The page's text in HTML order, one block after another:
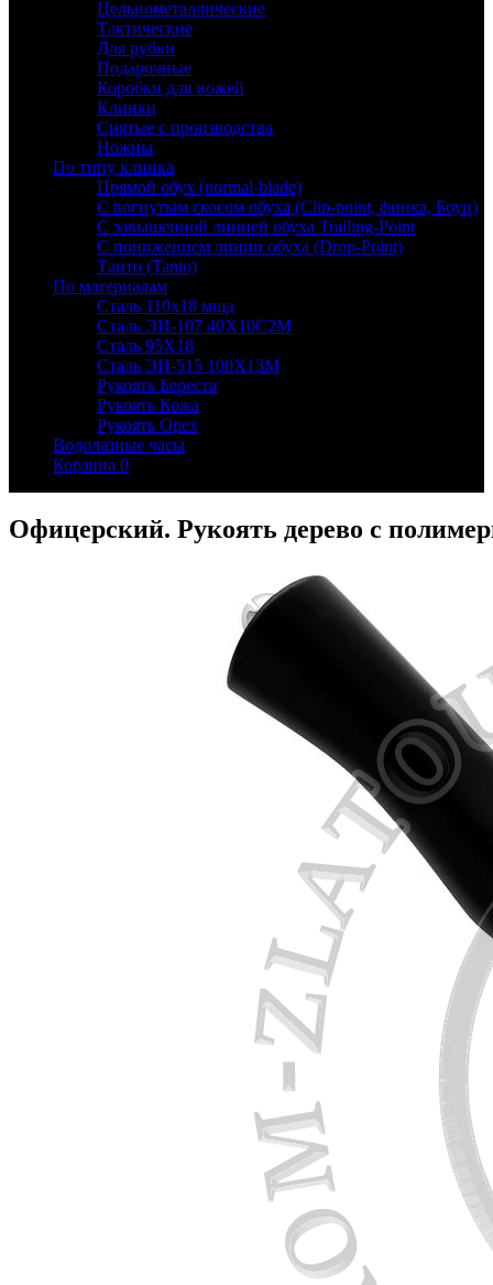
Цельнометаллические
Тактические
Для рубки
Подарочные
Коробки для ножей
Клинки
Снятые с производства
Ножны
По типу клинка
Прямой обух (normal-blade)
С вогнутым скосом обуха (Clip-point, финка, Боуи)
С завышенной линией обуха Trailing-Point
С понижением линии обуха (Drop-Point)
Танто (Tanto)
По материалам
Сталь 110х18 мшд
Сталь ЭИ-107 40Х10С2М
Сталь 95Х18
Сталь ЭИ-515 100Х13М
Рукоять Береста
Рукоять Кожа
Рукоять Орех
Водолазные часы
Корзина 0
Офицерский. Рукоять дерево с